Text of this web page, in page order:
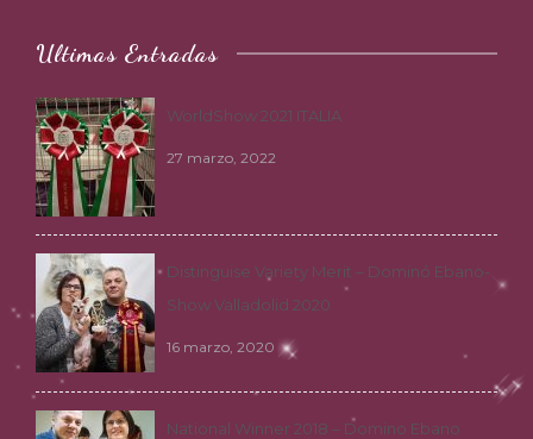
Ultimas Entradas
WorldShow 2021 ITALIA
27 marzo, 2022
Distinguise Variety Merit – Dominó Ebano-
Show Valladolid 2020
16 marzo, 2020
National Winner 2018 – Domino Ebano